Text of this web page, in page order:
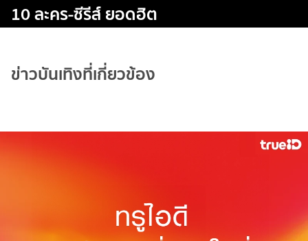
10 ละคร-ซีรีส์ ยอดฮิต
ข่าวบันเทิงที่เกี่ยวข้อง